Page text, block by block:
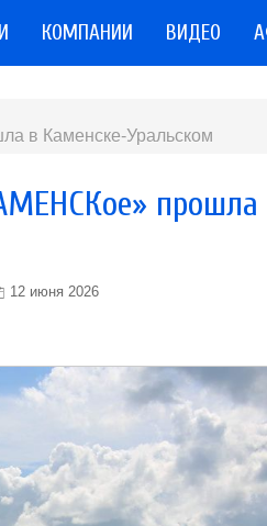
КОМПАНИИ ВИДЕО
в Каменске-Уральском
прошла
12 июня 2026